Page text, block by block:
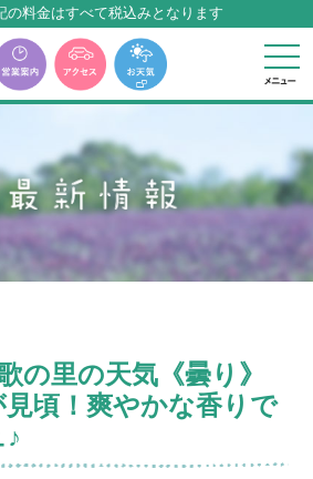
の料金はすべて税込みとなります
』は12月中旬まで休館いたします。
の里の天気《曇り》
頃！爽やかな香りで